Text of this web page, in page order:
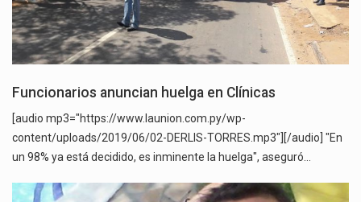
Funcionarios anuncian huelga en Clínicas
[audio mp3="https://www.launion.com.py/wp-
content/uploads/2019/06/02-DERLIS-TORRES.mp3"][/audio] "En
un 98% ya está decidido, es inminente la huelga", aseguró…